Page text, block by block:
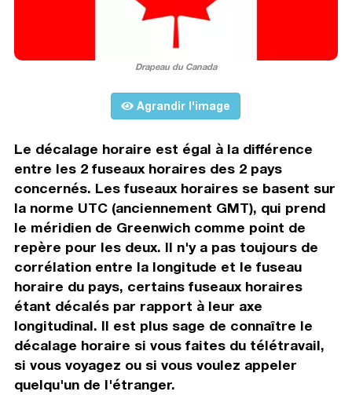
Drapeau du Canada
Agrandir l'image
Le décalage horaire est égal à la différence
entre les 2 fuseaux horaires des 2 pays
concernés. Les fuseaux horaires se basent sur
la norme UTC (anciennement GMT), qui prend
le méridien de Greenwich comme point de
repère pour les deux. Il n'y a pas toujours de
corrélation entre la longitude et le fuseau
horaire du pays, certains fuseaux horaires
étant décalés par rapport à leur axe
longitudinal. Il est plus sage de connaître le
décalage horaire si vous faites du télétravail,
si vous voyagez ou si vous voulez appeler
quelqu'un de l'étranger.